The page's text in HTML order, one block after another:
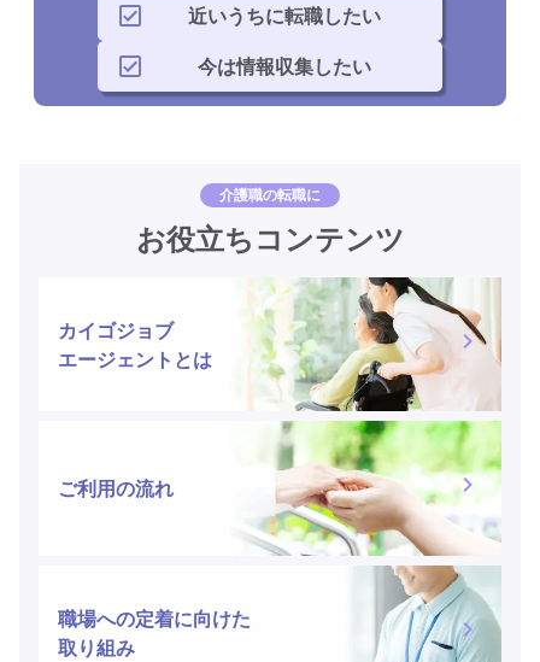
近いうちに転職したい
今は情報収集したい
介護職の転職に
お役立ちコンテンツ
カイゴジョブ
エージェントとは
ご利用の流れ
職場への定着に向けた
取り組み